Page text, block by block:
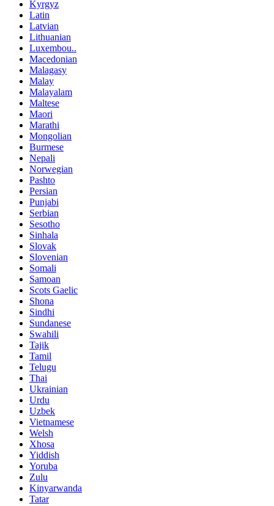
Kyrgyz
Latin
Latvian
Lithuanian
Luxembou..
Macedonian
Malagasy
Malay
Malayalam
Maltese
Maori
Marathi
Mongolian
Burmese
Nepali
Norwegian
Pashto
Persian
Punjabi
Serbian
Sesotho
Sinhala
Slovak
Slovenian
Somali
Samoan
Scots Gaelic
Shona
Sindhi
Sundanese
Swahili
Tajik
Tamil
Telugu
Thai
Ukrainian
Urdu
Uzbek
Vietnamese
Welsh
Xhosa
Yiddish
Yoruba
Zulu
Kinyarwanda
Tatar